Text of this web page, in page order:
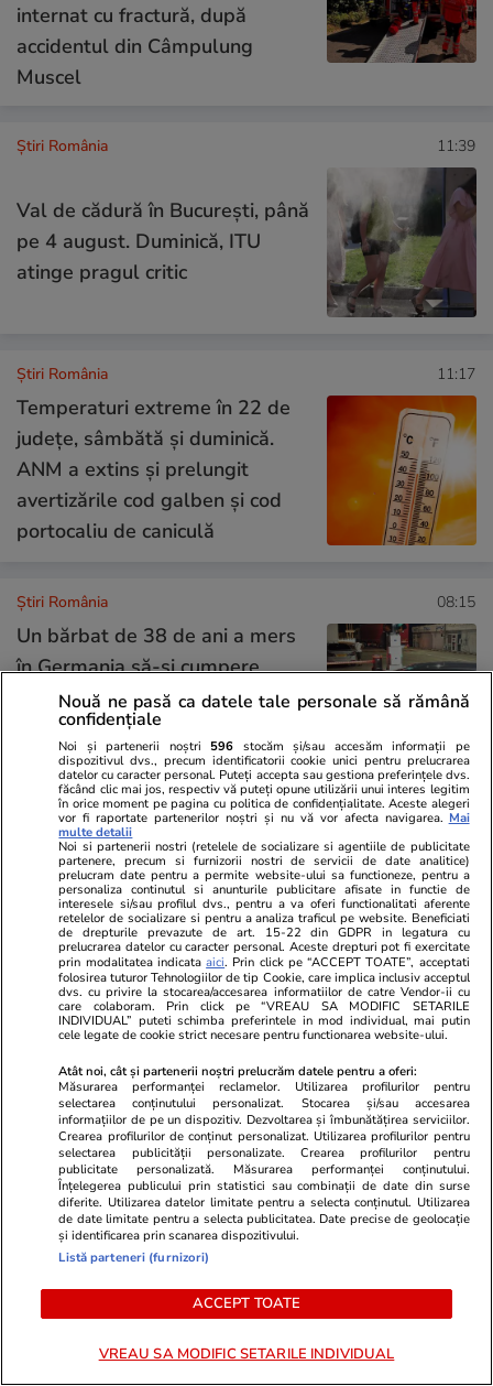
internat cu fractură, după
accidentul din Câmpulung
Muscel
Știri România 11:39
Val de cădură în București, până
pe 4 august. Duminică, ITU
atinge pragul critic
Știri România 11:17
Temperaturi extreme în 22 de
județe, sâmbătă și duminică.
ANM a extins și prelungit
avertizările cod galben și cod
portocaliu de caniculă
Știri România 08:15
Un bărbat de 38 de ani a mers
în Germania să-și cumpere
mașină de 30.000 de euro, dar
a rămas fără ea la Porțile de
Fier I
09:00
Țara e în vacanță. Tu de ce mai
muncești?
Lumea monocoloră sau despre
dictatura etichetelor
Opinii 30 iul.
Despre gândirea „îngust-
Nouă ne pasă ca datele tale personale să rămână
confidențiale
Noi și partenerii noștri 596 stocăm și/sau accesăm informații pe
dispozitivul dvs., precum identificatorii cookie unici pentru prelucrarea
datelor cu caracter personal. Puteți accepta sau gestiona preferințele dvs.
făcând clic mai jos, respectiv vă puteți opune utilizării unui interes legitim
în orice moment pe pagina cu politica de confidențialitate. Aceste alegeri
vor fi raportate partenerilor noștri și nu vă vor afecta navigarea. Mai
multe detalii
Noi si partenerii nostri (retelele de socializare si agentiile de publicitate
partenere, precum si furnizorii nostri de servicii de date analitice)
prelucram date pentru a permite website-ului sa functioneze, pentru a
personaliza continutul si anunturile publicitare afisate in functie de
interesele si/sau profilul dvs., pentru a va oferi functionalitati aferente
retelelor de socializare si pentru a analiza traficul pe website. Beneficiati
de drepturile prevazute de art. 15-22 din GDPR in legatura cu
prelucrarea datelor cu caracter personal. Aceste drepturi pot fi exercitate
prin modalitatea indicataaici. Prin click pe “ACCEPT TOATE”, acceptati
folosirea tuturor Tehnologiilor de tip Cookie, care implica inclusiv acceptul
dvs. cu privire la stocarea/accesarea informatiilor de catre Vendor-ii cu
care colaboram. Prin click pe “VREAU SA MODIFIC SETARILE
INDIVIDUAL” puteti schimba preferintele in mod individual, mai putin
cele legate de cookie strict necesare pentru functionarea website-ului.
Atât noi, cât și partenerii noștri prelucrăm datele pentru a oferi:
Măsurarea performanței reclamelor. Utilizarea profilurilor pentru
selectarea conținutului personalizat. Stocarea și/sau accesarea
informațiilor de pe un dispozitiv. Dezvoltarea și îmbunătățirea serviciilor.
Crearea profilurilor de conținut personalizat. Utilizarea profilurilor pentru
selectarea publicității personalizate. Crearea profilurilor pentru
publicitate personalizată. Măsurarea performanței conținutului.
Înțelegerea publicului prin statistici sau combinații de date din surse
diferite. Utilizarea datelor limitate pentru a selecta conținutul. Utilizarea
de date limitate pentru a selecta publicitatea. Date precise de geolocație
și identificarea prin scanarea dispozitivului.
Listă parteneri (furnizori)
ACCEPT TOATE
VREAU SA MODIFIC SETARILE INDIVIDUAL